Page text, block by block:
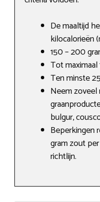
De maaltijd
kilocalorieën
150 – 200
Tot
Ten minste
Neem
bulgur,
Beperkingen
gram zout
richtlijn.